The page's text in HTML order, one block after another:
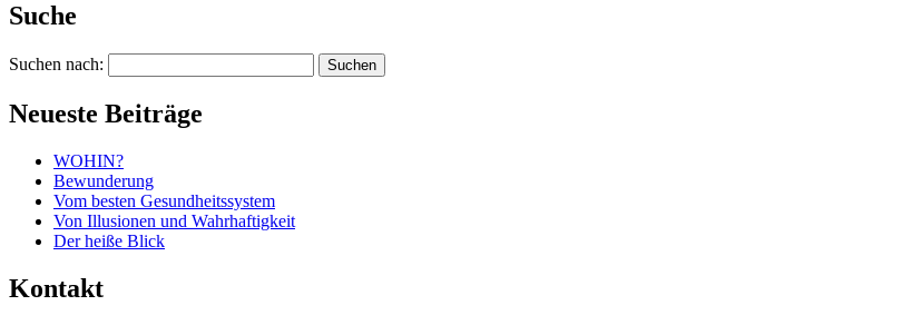
Suche
Suchen nach:
Neueste Beiträge
WOHIN?
Bewunderung
Vom besten Gesundheitssystem
Von Illusionen und Wahrhaftigkeit
Der heiße Blick
Kontakt